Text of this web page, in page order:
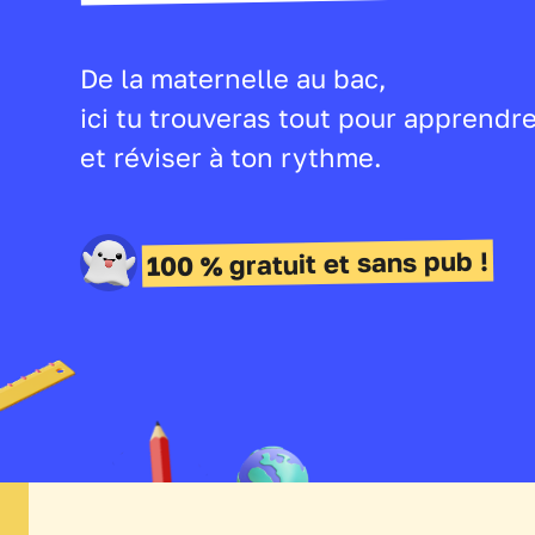
De la maternelle au bac,
ici tu trouveras tout pour
et réviser à ton rythme.
100 % gratuit et sans pub !